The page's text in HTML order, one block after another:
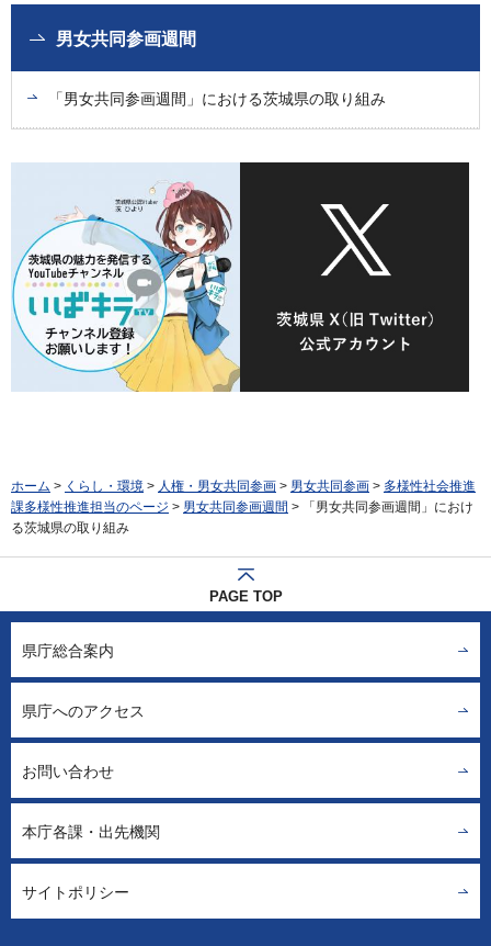
男女共同参画週間
「男女共同参画週間」における茨城県の取り組み
ホーム > くらし・環境 > 人権・男女共同参画 > 男女共同参画 > 多様性社会推進
課多様性推進担当のページ > 男女共同参画週間 > 「男女共同参画週間」におけ
る茨城県の取り組み
PAGE TOP
県庁総合案内
県庁へのアクセス
お問い合わせ
本庁各課・出先機関
サイトポリシー